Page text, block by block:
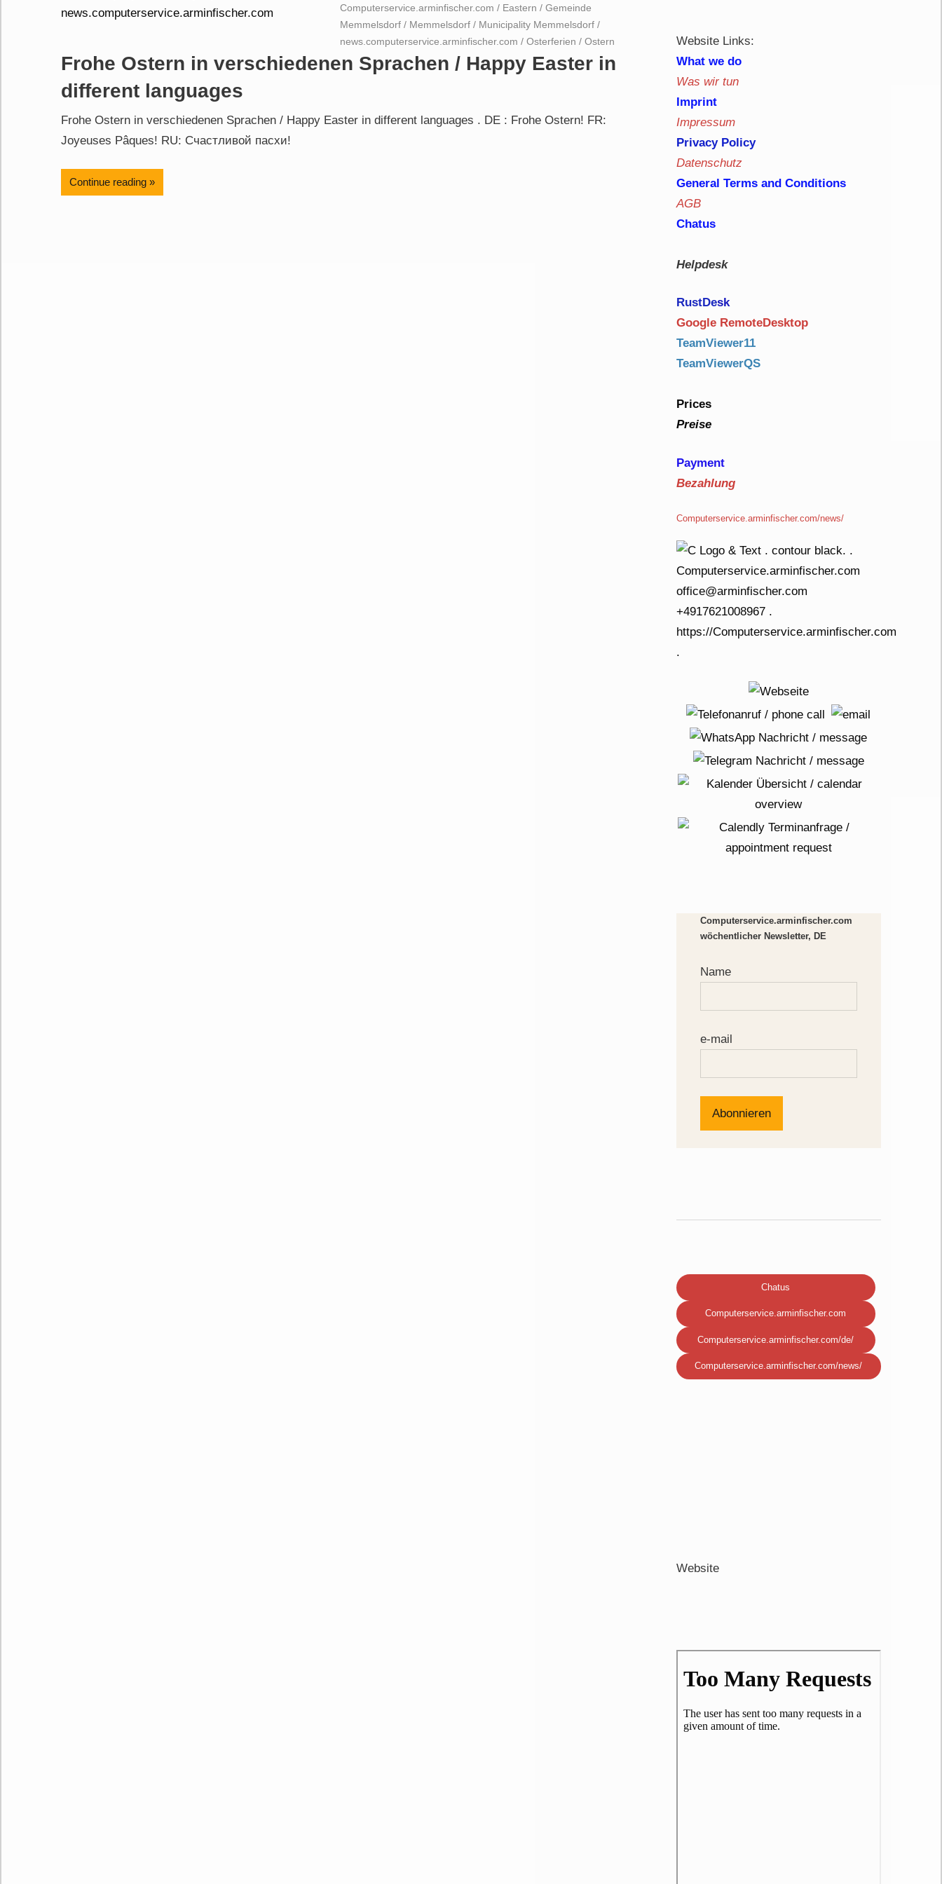
Computerservice.arminfischer.com / Eastern /Gemeinde
Memmelsdorf / Memmelsdorf / Municipality Memmelsdorf /
news.computerservice.arminfischer.com /Osterferien /Ostern
Frohe Ostern in verschiedenen Sprachen / Happy Easter in
different languages
Frohe Ostern in verschiedenen Sprachen / Happy Easter in different languages . DE : Frohe Ostern! FR:
Joyeuses Pâques! RU: Счастливой пасхи!
Continue reading
Website Links:
What we do
Was wir tun
Imprint
Impressum
Privacy Policy
Datenschutz
General Terms and Conditions
AGB
Chatus
Helpdesk
RustDesk
Google RemoteDesktop
TeamViewer11
TeamViewerQS
Prices
Preise
Payment
Bezahlung
Computerservice.arminfischer.com/news/
Computerservice.arminfischer.com
wöchentlicher Newsletter, DE
Name
e-mail
Chatus
Computerservice.arminfischer.com
Computerservice.arminfischer.com/de/
Computerservice.arminfischer.com/news/
Website